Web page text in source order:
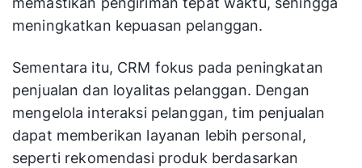
meningkatkan kepuasan pelanggan.
Sementara itu, CRM fokus pada peningkatan
penjualan dan loyalitas pelanggan. Dengan
mengelola interaksi pelanggan, tim penjualan
dapat memberikan layanan lebih personal,
seperti rekomendasi produk berdasarkan